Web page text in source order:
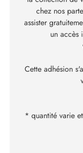
chez nos
assister
un accès
Cette adhésion
* quantité varie